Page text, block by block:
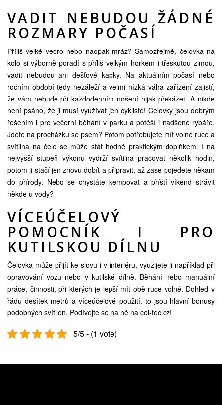
VADIT NEBUDOU ŽÁDNÉ
ROZMARY POČASÍ
Příliš velké vedro nebo naopak mráz? Samozřejmě, čelovka na
kolo si výborně poradí s příliš velkým horkem i třeskutou zimou,
vadit nebudou ani dešťové kapky. Na aktuálním počasí nebo
ročním období tedy nezáleží a velmi nízká váha zařízení zajistí,
že vám nebude při každodenním nošení nijak překážet. A nikde
není psáno, že ji musí využívat jen cyklisté! Čelovky jsou dobrým
řešením i pro večerní běhání v parku a potěší i nadšené rybáře.
Jdete na procházku se psem? Potom potřebujete mít volné ruce a
svítilna na čele se může stát hodně praktickým doplňkem. I na
nejvyšší stupeň výkonu vydrží svítilna pracovat několik hodin,
potom ji stačí jen znovu dobít a připravit, až zase pojedete někam
do přírody. Nebo se chystáte kempovat a příští víkend strávit
někde u vody?
VÍCEÚČELOVÝ
POMOCNÍK I PRO
KUTILSKOU DÍLNU
Čelovka může přijít ke slovu i v interiéru, využijete ji například při
opravování vozu nebo v kutilské dílně. Běhání nebo manuální
práce, činnosti, při kterých je lepší mít obě ruce volné. Dohled v
řádu desítek metrů a víceúčelové použití, to jsou hlavní bonusy
podobných svítilen. Podívejte se na ně na cel-tec.cz!
5/5 - (1 vote)